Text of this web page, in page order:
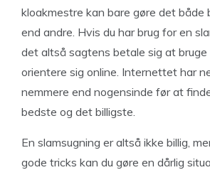
kloakmestre kan bare gøre det både
end andre. Hvis du har brug for en
det altså sagtens betale sig at
orientere sig online. Internettet har
nemmere end nogensinde før at
bedste og det billigste.
En slamsugning er altså ikke billig,
gode tricks kan du gøre en dårlig